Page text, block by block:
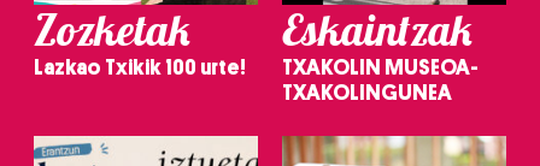
Zozketak
Lazkao Txikik 100 urte!
Eskaintzak
TXAKOLIN MUSEOA-
TXAKOLINGUNEA